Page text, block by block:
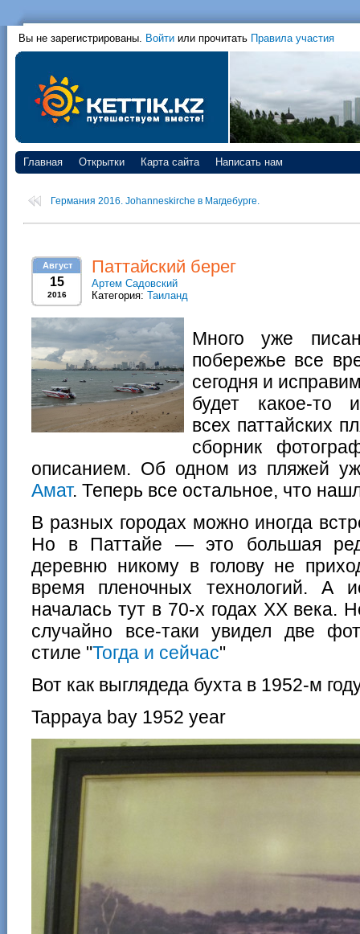
Вы не зарегистрированы. Войти или прочитать Правила участия
Главная Открытки Карта сайта Написать нам
Германия 2016. Johanneskirche в Магдебурге.
Август
15
2016
Паттайский берег
Артем Садовский
Категория: Таиланд
Много уже
побережье все
сегодня и
будет какое-то
всех паттайских
сборник
описанием. Об одном из пляжей
Амат. Теперь все остальное, что
В разных городах можно иногда
Но в Паттайе — это большая
деревню никому в голову не
время пленочных технологий. А
началась тут в 70-х годах XX века.
случайно все-таки увидел две
стиле "Тогда и сейчас"
Вот как выглядеда бухта в 1952-м
Tappaya bay 1952 year